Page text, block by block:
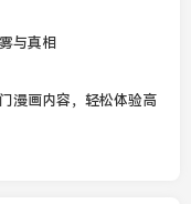
与真相
漫画内容，轻松体验高